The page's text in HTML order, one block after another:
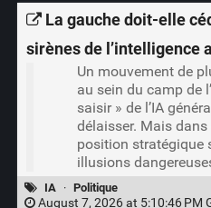
La gauche doit-elle
sirènes de l’intelligence
Un mouvement de
au sein du camp de
saisir » de l’IA
délaisser. Mais
position stratégique
illusions
IA · Politique
August 7, 2026 at 5:10:46 PM